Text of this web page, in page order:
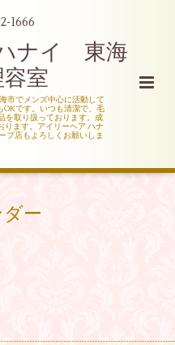
1666
ナイ 東海
室
市でメンズ中心に活動して
OKです。いつも清潔で、毛
を取り扱っております。成
ります。アイリーヘア ハナ
プ店もよろしくお願いしま
ー